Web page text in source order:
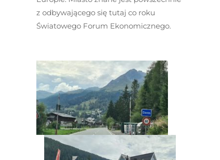
z odbywającego się tutaj co roku
Światowego Forum Ekonomicznego.